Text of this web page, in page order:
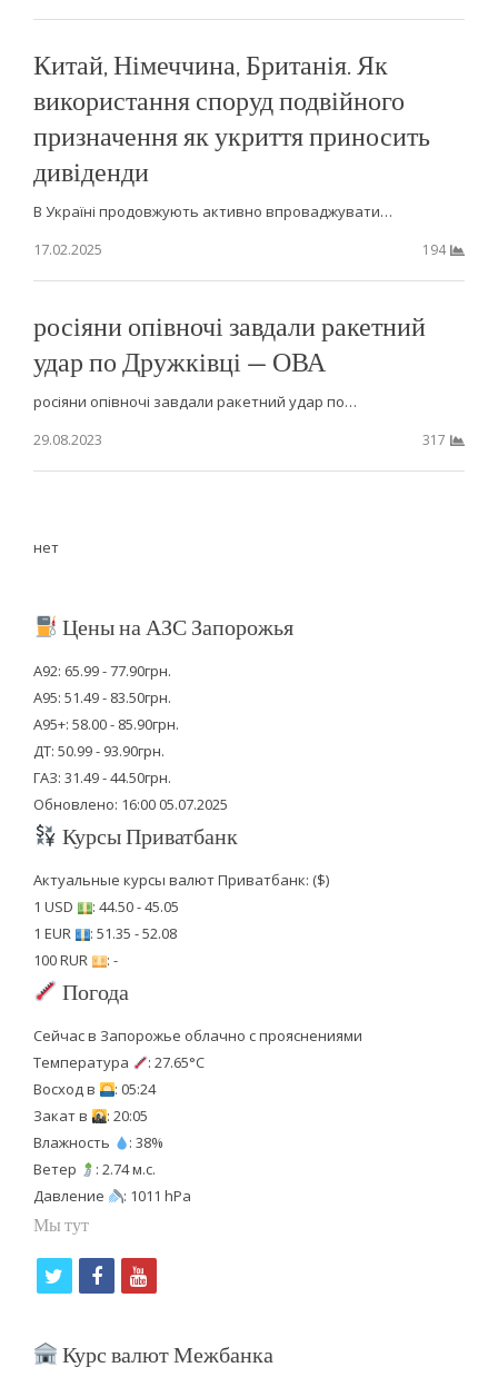
Китай, Німеччина, Британія. Як
використання споруд подвійного
призначення як укриття приносить
дивіденди
В Україні продовжують активно впроваджувати…
17.02.2025
194
росіяни опівночі завдали ракетний
удар по Дружківці — ОВА
росіяни опівночі завдали ракетний удар по…
29.08.2023
317
нет
Цены на АЗС Запорожья
А92: 65.99 - 77.90грн.
А95: 51.49 - 83.50грн.
А95+: 58.00 - 85.90грн.
ДТ: 50.99 - 93.90грн.
ГАЗ: 31.49 - 44.50грн.
Обновлено: 16:00 05.07.2025
Курсы Приватбанк
Актуальные курсы валют Приватбанк: ($)
1 USD
: 44.50 - 45.05
1 EUR
: 51.35 - 52.08
100 RUR
: -
Погода
Сейчас в Запорожье облачно с прояснениями
Температура
: 27.65°C
Восход в
: 05:24
Закат в
: 20:05
Влажность
: 38%
Ветер
: 2.74 м.с.
Давление
: 1011 hPa
Мы тут
i
f
c
y
u
Курс валют Межбанка